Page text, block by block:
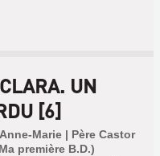
UN
[6]
Marie | Père Castor
première B.D.)